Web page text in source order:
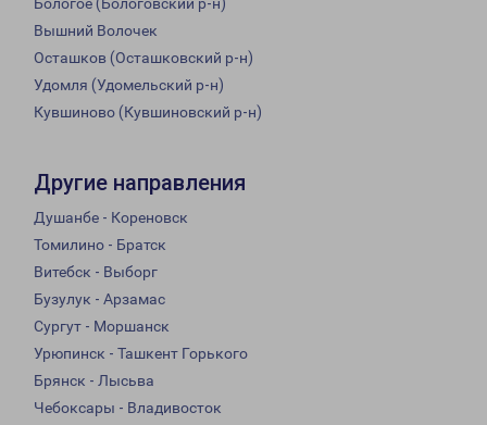
Бологое (Бологовский р-н)
Вышний Волочек
Осташков (Осташковский р-н)
Удомля (Удомельский р-н)
Кувшиново (Кувшиновский р-н)
Другие направления
Душанбе - Кореновск
Томилино - Братск
Витебск - Выборг
Бузулук - Арзамас
Сургут - Моршанск
Урюпинск - Ташкент Горького
Брянск - Лысьва
Чебоксары - Владивосток